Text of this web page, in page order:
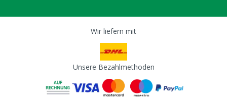
Wir liefern mit
Unsere Bezahlmethoden